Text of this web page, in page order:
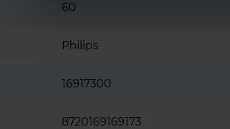
60
Philips
16917300
8720169169173